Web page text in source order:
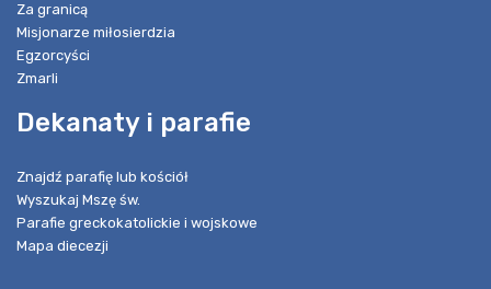
Za granicą
Misjonarze miłosierdzia
Egzorcyści
Zmarli
Dekanaty i parafie
Znajdź parafię lub kościół
Wyszukaj Mszę św.
Parafie greckokatolickie i wojskowe
Mapa diecezji